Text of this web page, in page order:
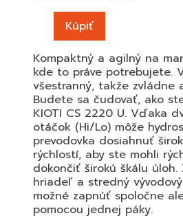
Kúpiť
Kompaktný a agilný na
kde to práve potrebujete.
všestranný, takže zvládne
Budete sa čudovať, ako
KIOTI CS 2220 U. Vďaka
otáčok (Hi/Lo) môže
prevodovka dosiahnuť
rýchlostí, aby ste mohli
dokončiť širokú škálu úloh.
hriadeľ a stredný
možné zapnúť spoločne
pomocou jednej páky.